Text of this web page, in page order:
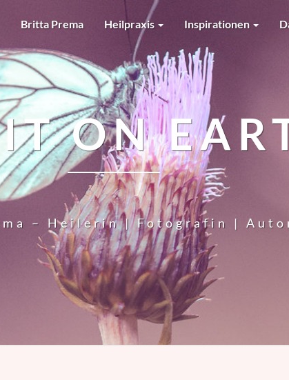
Britta Prema Heilpraxis Inspirationen
ON
– Heilerin | Fotografin |